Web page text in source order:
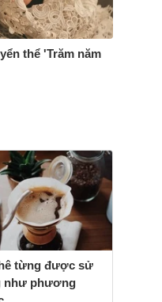
thể 'Trăm năm
từng được sử
như phương